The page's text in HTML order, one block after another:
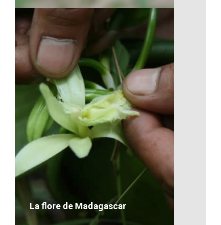
Le caméléon de Madagascar
La flore de Madagascar